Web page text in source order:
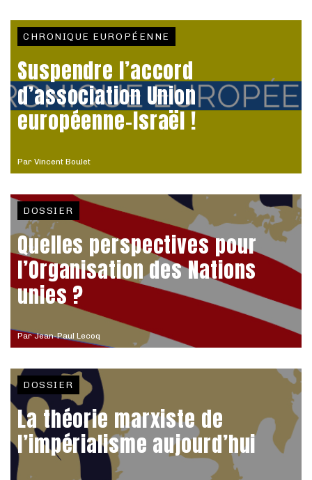
Par Vincent Boulet
CHRONIQUE EUROPÉENNE
Suspendre l’accord
d’association Union
européenne-Israël !
ParJean-Paul Lecoq
DOSSIER
Quelles perspectives pour
l’Organisation des Nations
unies ?
DOSSIER
La théorie marxiste de
l’impérialisme aujourd’hui